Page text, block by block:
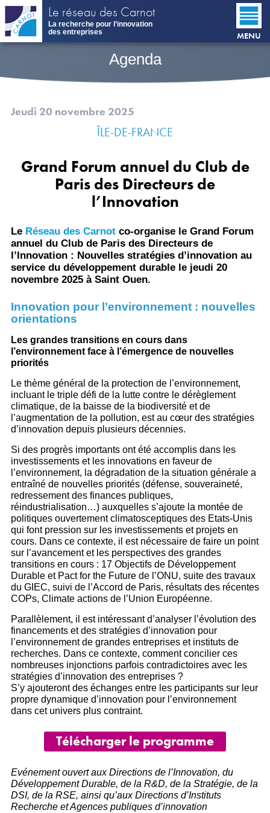
Aller
contenu
principal
Le réseau des Carnot
La recherche pour l’innovation
des entreprises
MENU
Agenda
Jeudi 20 novembre 2025
ÎLE-DE-FRANCE
Grand Forum annuel du Club de
Paris des Directeurs de
l’Innovation
Le Réseau des Carnotco-organise le Grand Forum
annuel du Club de Paris des Directeurs de
l’Innovation : Nouvelles stratégies d’innovation au
service du développement durable le jeudi 20
novembre 2025 à Saint Ouen.
Innovation pour l’environnement : nouvelles
orientations
Les grandes transitions en cours dans
l’environnement face à l’émergence de nouvelles
priorités
Le thème général de la protection de l’environnement,
incluant le triple défi de la lutte contre le dérèglement
climatique, de la baisse de la biodiversité et de
l’augmentation de la pollution, est au cœur des stratégies
d’innovation depuis plusieurs décennies.
Si des progrès importants ont été accomplis dans les
investissements et les innovations en faveur de
l’environnement, la dégradation de la situation générale a
entraîné de nouvelles priorités (défense, souveraineté,
redressement des finances publiques,
réindustrialisation…) auxquelles s’ajoute la montée de
politiques ouvertement climatosceptiques des Etats-Unis
qui font pression sur les investissements et projets en
cours. Dans ce contexte, il est nécessaire de faire un point
sur l’avancement et les perspectives des grandes
transitions en cours : 17 Objectifs de Développement
Durable et Pact for the Future de l’ONU, suite des travaux
du GIEC, suivi de l’Accord de Paris, résultats des récentes
COPs, Climate actions de l’Union Européenne.
Parallèlement, il est intéressant d’analyser l’évolution des
financements et des stratégies d’innovation pour
l’environnement de grandes entreprises et instituts de
recherches. Dans ce contexte, comment concilier ces
nombreuses injonctions parfois contradictoires avec les
stratégies d’innovation des entreprises ?
S’y ajouteront des échanges entre les participants sur leur
propre dynamique d’innovation pour l’environnement
dans cet univers plus contraint.
Télécharger le programme
Evénement ouvert aux Directions de l’Innovation, du
Développement Durable, de la R&D, de la Stratégie, de la
DSI, de la RSE, ainsi qu’aux Directions d’Instituts
Recherche et Agences publiques d’innovation